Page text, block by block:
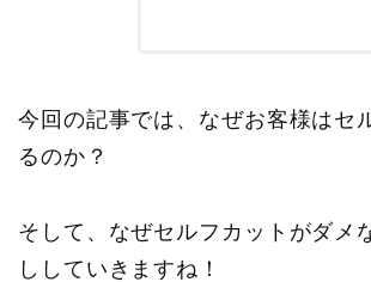
今回の記事では、なぜお客様はセ
るのか？
そして、なぜセルフカットがダメ
ししていきますね！